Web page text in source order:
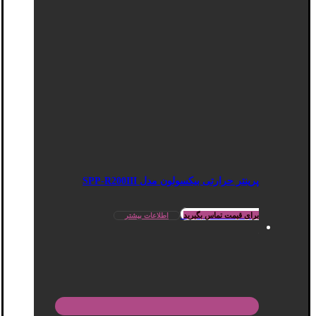
پرینتر حرارتی بیکسولون مدل SPP-R200III
برای قیمت تماس بگیرید اطلاعات بیشتر